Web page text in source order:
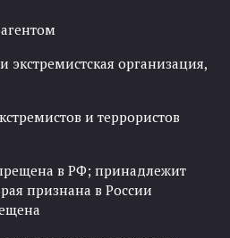
экстремистская организация,
и террористов
в РФ; принадлежит
признана в России